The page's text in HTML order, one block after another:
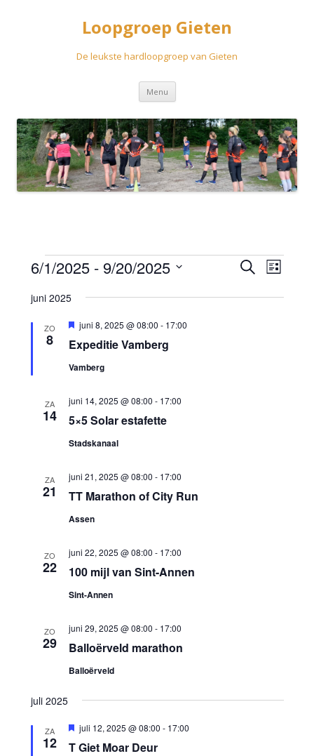
Loopgroep Gieten
De leukste hardloopgroep van Gieten
Menu Spring
inhoud
Evenementen Evenementen
Zoeken
navigatie
Zoeken
Lijst
6/1/2025 - 9/20/2025
een
datum.
juni 2025
ZO
8 Expeditie Vamberg
Uitgelicht
juni 8, 2025 @ 08:00 - 17:00
Vamberg
ZA
14 5×5 Solar estafette
juni 14, 2025 @ 08:00 - 17:00
Stadskanaal
ZA
21 TT Marathon of City Run
juni 21, 2025 @ 08:00 - 17:00
Assen
ZO
22 100 mijl van Sint-Annen
juni 22, 2025 @ 08:00 - 17:00
Sint-Annen
ZO
29 Balloërveld marathon
juni 29, 2025 @ 08:00 - 17:00
Balloërveld
juli 2025
ZA
12 T Giet Moar Deur
Uitgelicht
juli 12, 2025 @ 08:00 - 17:00